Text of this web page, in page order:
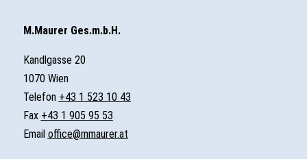
M.Maurer Ges.m.b.H.
Kandlgasse 20
1070 Wien
Telefon +43 1 523 10 43
Fax +43 1 905 95 53
Email office@mmaurer.at